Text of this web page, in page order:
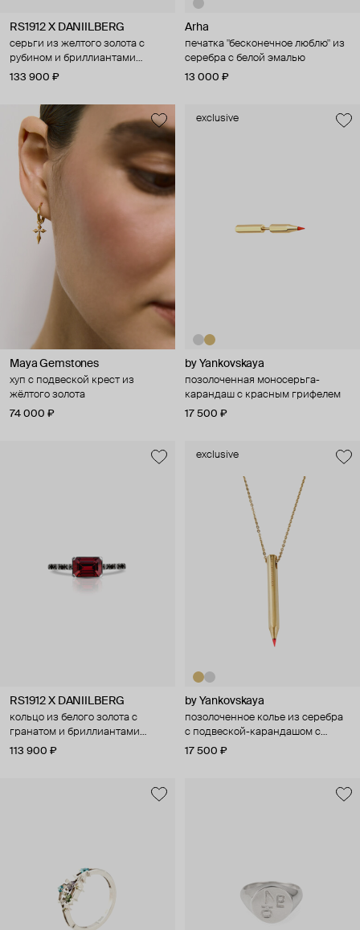
RS1912 X DANIILBERG
серьги из желтого золота с
рубином и бриллиантами
nightshade
133 900 ₽
Arha
печатка "бесконечное люблю" из
серебра с белой эмалью
13 000 ₽
Maya Gemstones
хуп с подвеской крест из
жёлтого золота
74 000 ₽
exclusive
by Yankovskaya
позолоченная моносерьга-
карандаш с красным грифелем
17 500 ₽
RS1912 X DANIILBERG
кольцо из белого золота с
гранатом и бриллиантами
nightshade
113 900 ₽
exclusive
by Yankovskaya
позолоченное колье из серебра
с подвеской-карандашом с
красным грифелем
17 500 ₽